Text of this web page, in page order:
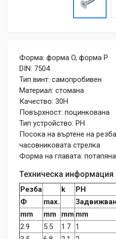
Форма: форма O, форма P
DIN: 7504
Тип винт: самопробивен
Материал: стомана
Качество: 30H
Повърхност: поцинкована
Тип устройство: PH
Посока на въртене на
часовниковата стрелка
Форма на главата:
Техническа информация
Резба k PH
Ф
max.
mm
mm mm mm
2.9
5.5 1.7 1